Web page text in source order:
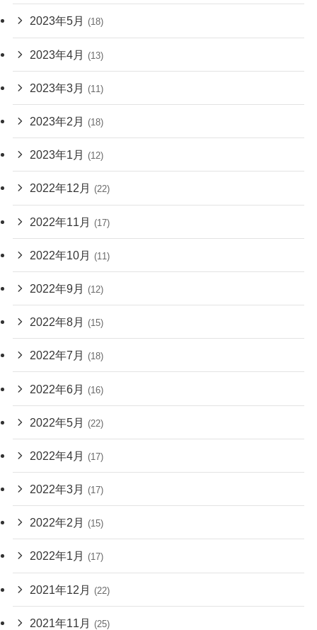
2023年5月 (18)
2023年4月 (13)
2023年3月 (11)
2023年2月 (18)
2023年1月 (12)
2022年12月 (22)
2022年11月 (17)
2022年10月 (11)
2022年9月 (12)
2022年8月 (15)
2022年7月 (18)
2022年6月 (16)
2022年5月 (22)
2022年4月 (17)
2022年3月 (17)
2022年2月 (15)
2022年1月 (17)
2021年12月 (22)
2021年11月 (25)